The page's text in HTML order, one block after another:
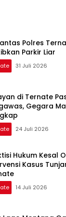
Polres
Parkir Liar
31 Juli 2026
di Ternate
Gegara
24 Juli 2026
Hukum Kesal
Kasus
14 Juli 2026